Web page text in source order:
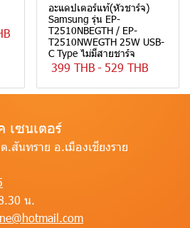
อะแดปเตอร์แท้(หัวชาร์จ)
Samsung รุ่น EP-
T2510NBEGTH / EP-
T2510NWEGTH 25W USB-
C Type ไม่มีสายชาร์จ
399 THB- 529 THB
เซนเตอร์
.สันทราย อ.เมืองเชียงราย
น.